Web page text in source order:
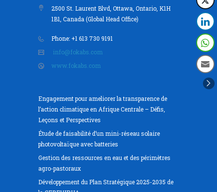
2500 St. Laurent Blvd, Ottawa, Ontario, K1H
1B1, Canada (Global Head Office)
Phone: +1 613 730 9191
info@fokabs.com
www.fokabs.com
Engagement pour ameliorer la transparence de
l’action climatique en Afrique Centrale – Défis,
Leçons et Perspectives
Étude de faisabilité d’un mini-réseau solaire
photovoltaïque avec batteries
Gestion des ressources en eau et des périmètres
agro-pastoraux
Développement du Plan Stratégique 2025-2035 de